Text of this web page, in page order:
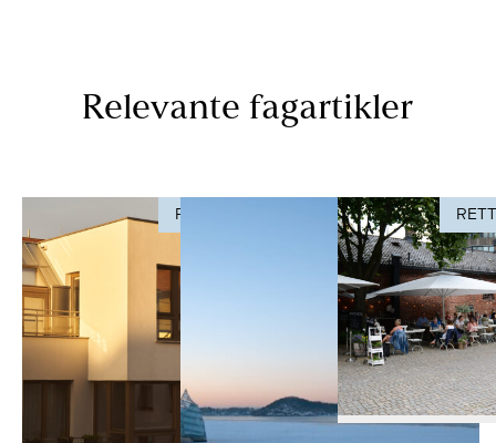
Relevante fagartikler
RETTSSAK RETTSSAK